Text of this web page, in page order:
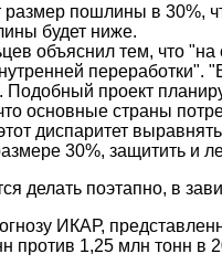
пошлины в 30%,
будет ниже.
объяснил тем, что
переработки".
Подобный проект
основные страны
диспаритет
30%, защитить и
делать поэтапно, в
ИКАР,
против 1,25 млн тонн в